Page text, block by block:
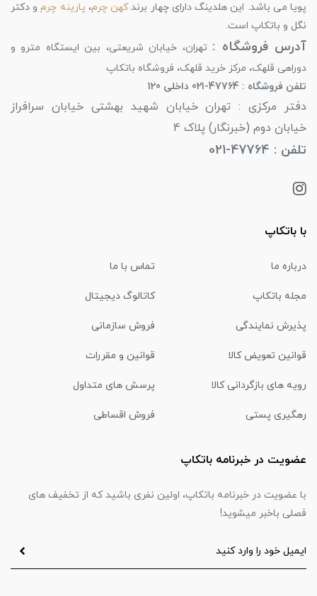
پویا می باشد. این هلدینگ دارای چهار برندکهن چرم، پارینه چرمو دکتر
نگل و باتکاپ است.
آدرس فروشگاه : تهران، خیابان شریعتی، بین ایستگاه مترو و
دوراهی قلهک، مرکز خرید قلهک، فروشگاه باتکاپ
تلفن فروشگاه : 47764-021 داخلی 120
دفتر مرکزی : تهران خیابان شهید بهشتی خیابان سرافراز
خیابان دوم (خبرنگار) پلاک 4
تلفن : 47764-021
با باتکاپ
درباره ما تماس با ما
مجله باتکاپ کاتالوگ دیجیتال
پذیرش نمایندگی فروش سازمانی
قوانین تعویض کالا قوانین و مقررات
رویه های بازگردانی کالا پرسش های متداول
رهگیری پستی فروش اقساطی
عضویت در خبرنامه باتکاپ
با عضویت در خبرنامه باتکاپ، اولین نفری باشید که از تخفیف های
فصلی باخبر میشوید!